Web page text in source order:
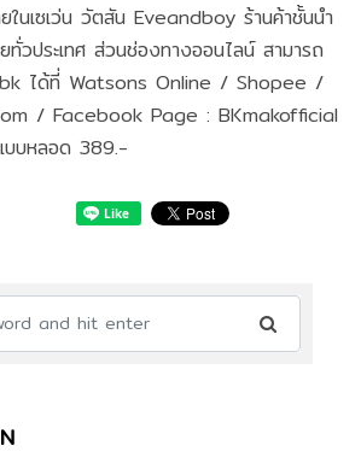
นเซเว่น วัตสัน Eveandboy ร้านค้าชั้นนำ
ทั่วประเทศ ส่วนช่องทางออนไลน์ สามารถ
bk ได้ที่ Watsons Online / Shopee /
/ Facebook Page : BKmakofficial
บหลอด 389.-